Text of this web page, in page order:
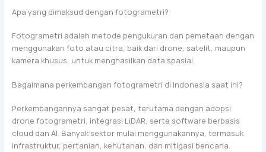
Apa yang dimaksud dengan fotogrametri?
Fotogrametri adalah metode pengukuran dan pemetaan dengan
menggunakan foto atau citra, baik dari drone, satelit, maupun
kamera khusus, untuk menghasilkan data spasial.
Bagaimana perkembangan fotogrametri di Indonesia saat ini?
Perkembangannya sangat pesat, terutama dengan adopsi
drone fotogrametri, integrasi LiDAR, serta software berbasis
cloud dan AI. Banyak sektor mulai menggunakannya, termasuk
infrastruktur, pertanian, kehutanan, dan mitigasi bencana.